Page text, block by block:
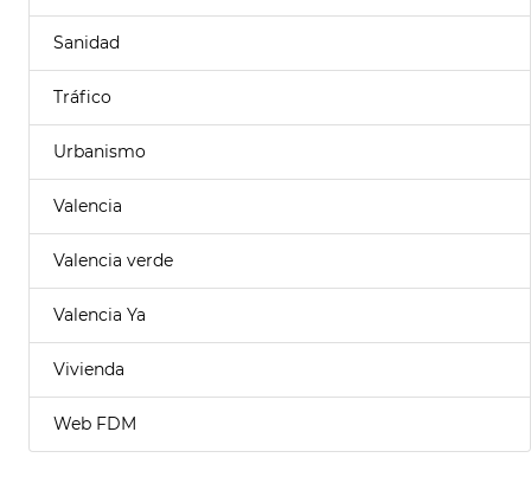
Sanidad
Tráfico
Urbanismo
Valencia
Valencia verde
Valencia Ya
Vivienda
Web FDM